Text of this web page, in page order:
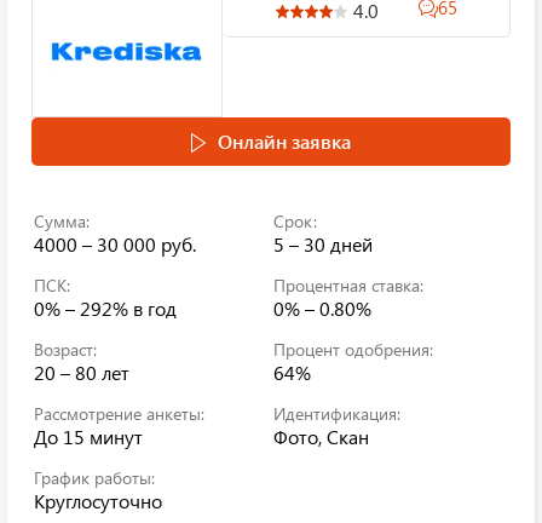
4.0 65
Онлайн заявка
Сумма:
4000 – 30 000 руб.
Срок:
5 – 30 дней
ПСК:
0% – 292% в год
Процентная ставка:
0% – 0.80%
Возраст:
20 – 80 лет
Процент одобрения:
64%
Рассмотрение анкеты:
До 15 минут
Идентификация:
Фото, Скан
График работы:
Круглосуточно